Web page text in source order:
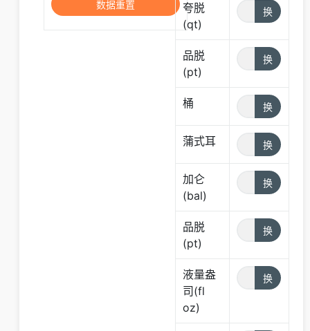
夸脱
(qt)
品脱
(pt)
桶
蒲式耳
加仑
(bal)
品脱
(pt)
液量盎
司(fl
oz)